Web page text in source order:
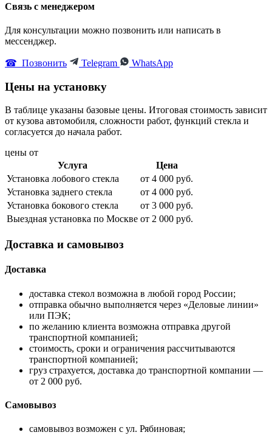
Связь с менеджером
Для консультации можно позвонить или написать в
мессенджер.
☎ Позвонить Telegram WhatsApp
Цены на установку
В таблице указаны базовые цены. Итоговая стоимость зависит
от кузова автомобиля, сложности работ, функций стекла и
согласуется до начала работ.
цены от
Услуга
Цена
Установка лобового стекла
от 4 000 руб.
Установка заднего стекла
от 4 000 руб.
Установка бокового стекла
от 3 000 руб.
Выездная установка по Москве от 2 000 руб.
Доставка и самовывоз
Доставка
доставка стекол возможна в любой город России;
отправка обычно выполняется через «Деловые линии»
или ПЭК;
по желанию клиента возможна отправка другой
транспортной компанией;
стоимость, сроки и ограничения рассчитываются
транспортной компанией;
груз страхуется, доставка до транспортной компании —
от 2 000 руб.
Самовывоз
самовывоз возможен с ул. Рябиновая;